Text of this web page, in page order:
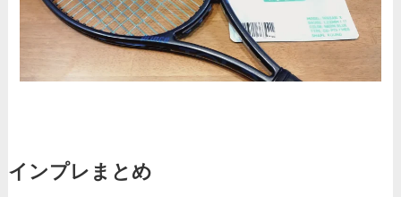
インプレまとめ